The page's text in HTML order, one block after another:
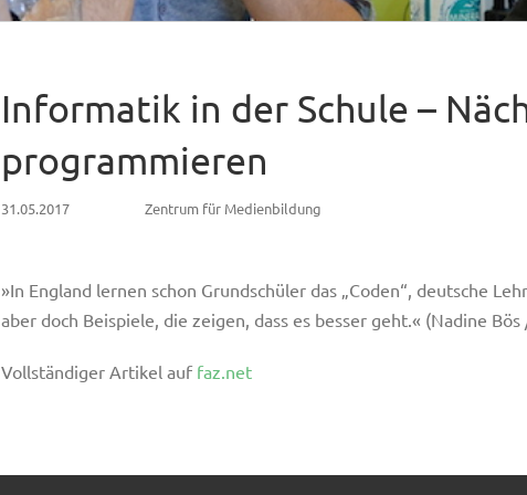
Informatik in der Schule –
programmieren
31.05.2017 Zentrum für Medienbildung
»In England lernen schon Grundschüler das „Coden“, deutsche
aber doch Beispiele, die zeigen, dass es besser geht.« (Nadine
Vollständiger Artikel auf faz.net